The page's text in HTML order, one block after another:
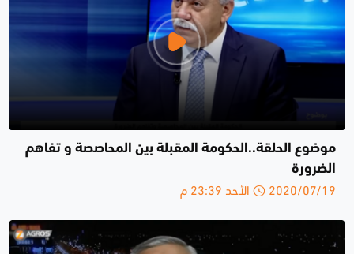
موضوع الحلقة..الحكومة المقبلة بين المحاصصة و تفاهم
الضرورة
2020/07/19 الأحد 23:39 م